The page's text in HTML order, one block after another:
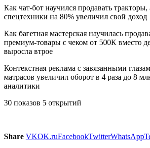
Как чат-бот научился продавать тракторы,
спецтехники на 80% увеличил свой доход
Как багетная мастерская научилась
премиум-товары с чеком от 500К вместо
выросла втрое
Контекстная реклама с завязанными
матрасов увеличил оборот в 4 раза до 8
аналитики
30 показов 5 открытий
Share VKOK.ruFacebookTwitterWhatsApp